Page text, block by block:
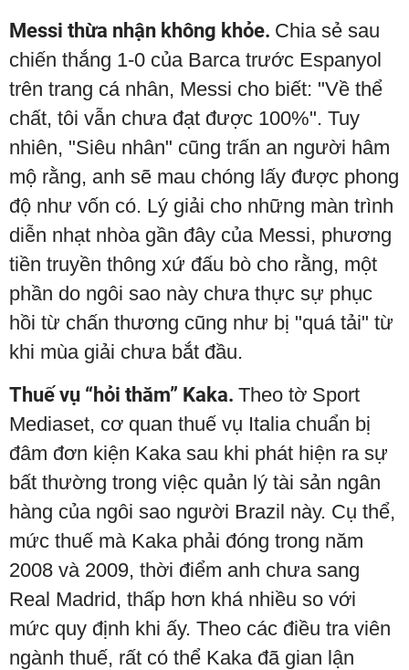
Messi thừa nhận không khỏe. Chia sẻ sau
chiến thắng 1-0 của Barca trước Espanyol
trên trang cá nhân, Messi cho biết: "Về thể
chất, tôi vẫn chưa đạt được 100%". Tuy
nhiên, "Siêu nhân" cũng trấn an người hâm
mộ rằng, anh sẽ mau chóng lấy được phong
độ như vốn có. Lý giải cho những màn trình
diễn nhạt nhòa gần đây của Messi, phương
tiền truyền thông xứ đấu bò cho rằng, một
phần do ngôi sao này chưa thực sự phục
hồi từ chấn thương cũng như bị "quá tải" từ
khi mùa giải chưa bắt đầu.
Thuế vụ “hỏi thăm” Kaka. Theo tờ Sport
Mediaset, cơ quan thuế vụ Italia chuẩn bị
đâm đơn kiện Kaka sau khi phát hiện ra sự
bất thường trong việc quản lý tài sản ngân
hàng của ngôi sao người Brazil này. Cụ thể,
mức thuế mà Kaka phải đóng trong năm
2008 và 2009, thời điểm anh chưa sang
Real Madrid, thấp hơn khá nhiều so với
mức quy định khi ấy. Theo các điều tra viên
ngành thuế, rất có thể Kaka đã gian lận